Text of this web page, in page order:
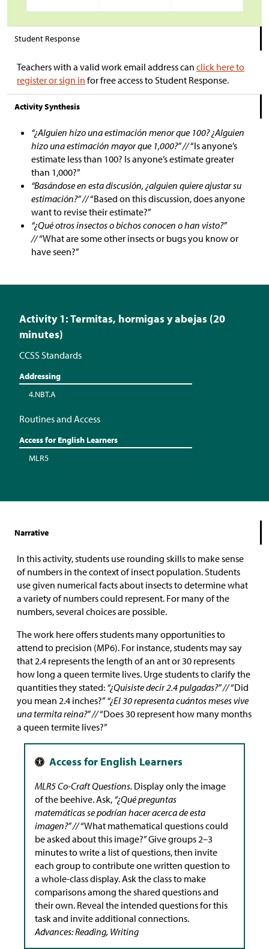
Student Response
Teachers with a valid work email address can click here to
register or sign in for free access to Student Response.
Activity Synthesis
“¿Alguien hizo una estimación menor que 100? ¿Alguien
hizo una estimación mayor que 1,000?” //“Is anyone’s
estimate less than 100? Is anyone’s estimate greater
than 1,000?”
“Basándose en esta discusión, ¿alguien quiere ajustar su
estimación?” //“Based on this discussion, does anyone
want to revise their estimate?”
“¿Qué otros insectos o bichos conocen o han visto?”
//“What are some other insects or bugs you know or
have seen?”
Activity 1: Termitas, hormigas y abejas (20
minutes)
CCSS Standards
Addressing
4.NBT.A
Routines and Access
Access for English Learners
MLR5
Narrative
In this activity, students use rounding skills to make sense
of numbers in the context of insect population. Students
use given numerical facts about insects to determine what
a variety of numbers could represent. For many of the
numbers, several choices are possible.
The work here offers students many opportunities to
attend to precision (MP6). For instance, students may say
that 2.4 represents the length of an ant or 30 represents
how long a queen termite lives. Urge students to clarify the
quantities they stated: “¿Quisiste decir 2.4 pulgadas?” //“Did
you mean 2.4 inches?”“¿El 30 representa cuántos meses vive
una termita reina?” //“Does 30 represent how many months
a queen termite lives?”
MLR5 Co-Craft Questions. Display only the image
of the beehive. Ask, “¿Qué preguntas
matemáticas se podrían hacer acerca de esta
imagen?” //“What mathematical questions could
be asked about this image?” Give groups 2–3
minutes to write a list of questions, then invite
each group to contribute one written question to
a whole-class display. Ask the class to make
comparisons among the shared questions and
their own. Reveal the intended questions for this
task and invite additional connections.
Advances: Reading, Writing